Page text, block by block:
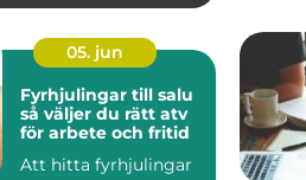
05. jun
Fyrhjulingar till salu
så väljer du rätt atv
för arbete och fritid
Att hitta fyrhjulingar